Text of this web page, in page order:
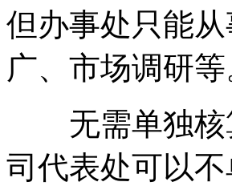
但办事处只能
广、市场调研等
无需单独核
司代表处可以